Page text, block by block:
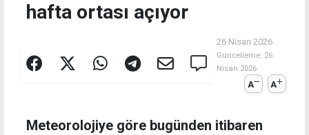
hafta ortası açıyor
26 Nisan 2026
Güncelleme: 26
Nisan 2026
A A
Meteorolojiye göre bugünden itibaren